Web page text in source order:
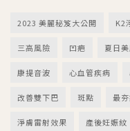
2023 美麗秘笈大公開 K2
三高風險 凹疤 夏日
康提音波 心血管疾病
改善雙下巴 斑點 最
淨膚雷射效果 產後妊娠紋